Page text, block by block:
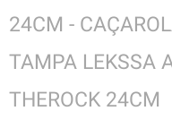
24CM -
TAMPA LEKSSA
THEROCK 24CM